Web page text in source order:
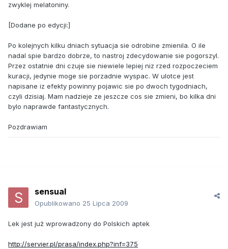
zwyklej melatoniny.
[Dodane po edycji:]
Po kolejnych kilku dniach sytuacja sie odrobine zmienila. O ile
nadal spie bardzo dobrze, to nastroj zdecydowanie sie pogorszyl.
Przez ostatnie dni czuje sie niewiele lepiej niz rzed rozpoczeciem
kuracji, jedynie moge sie porzadnie wyspac. W ulotce jest
napisane iz efekty powinny pojawic sie po dwoch tygodniach,
czyli dzisiaj. Mam nadzieje ze jeszcze cos sie zmieni, bo kilka dni
bylo naprawde fantastycznych.
Pozdrawiam
sensual
Opublikowano 25 Lipca 2009
Lek jest już wprowadzony do Polskich aptek
http://servier.pl/prasa/index.php?inf=375